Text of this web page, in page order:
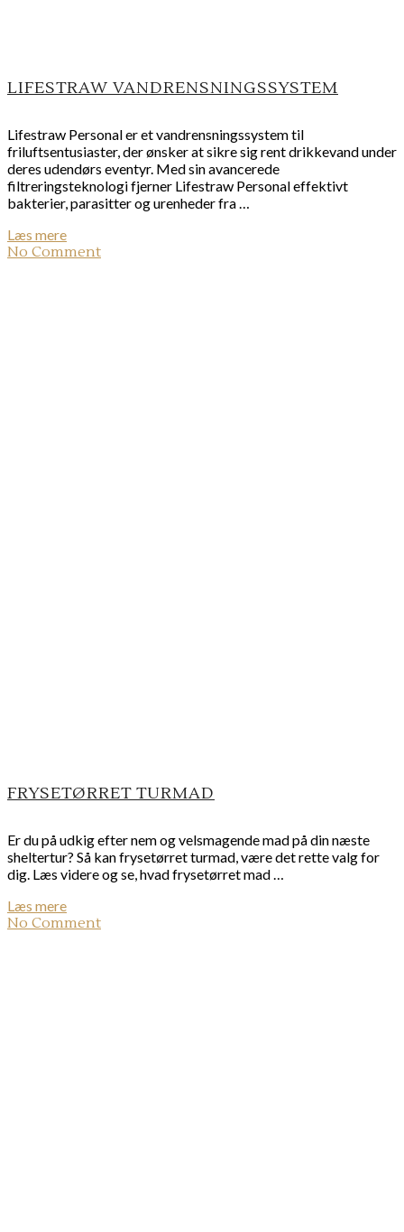
LIFESTRAW VANDRENSNINGSSYSTEM
Lifestraw Personal er et vandrensningssystem til
friluftsentusiaster, der ønsker at sikre sig rent drikkevand under
deres udendørs eventyr. Med sin avancerede
filtreringsteknologi fjerner Lifestraw Personal effektivt
bakterier, parasitter og urenheder fra …
Læs mere
No Comment
FRYSETØRRET TURMAD
Er du på udkig efter nem og velsmagende mad på din næste
sheltertur? Så kan frysetørret turmad, være det rette valg for
dig. Læs videre og se, hvad frysetørret mad …
Læs mere
No Comment